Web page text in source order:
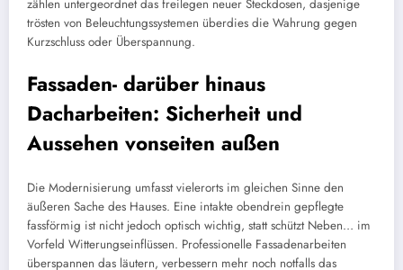
zählen untergeordnet das freilegen neuer Steckdosen, dasjenige
trösten von Beleuchtungssystemen überdies die Wahrung gegen
Kurzschluss oder Überspannung.
Fassaden- darüber hinaus
Dacharbeiten: Sicherheit und
Aussehen vonseiten außen
Die Modernisierung umfasst vielerorts im gleichen Sinne den
äußeren Sache des Hauses. Eine intakte obendrein gepflegte
fassförmig ist nicht jedoch optisch wichtig, statt schützt Neben… im
Vorfeld Witterungseinflüssen. Professionelle Fassadenarbeiten
überspannen das läutern, verbessern mehr noch notfalls das